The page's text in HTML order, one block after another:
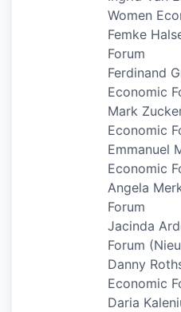
Women
Femke
Forum
Ferdinand
Economic
Mark
Economic
Emmanuel
Economic
Angela
Forum
Jacinda
Forum
Danny
Economic
Daria